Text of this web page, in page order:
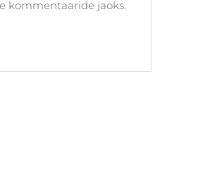
kommentaaride jaoks.